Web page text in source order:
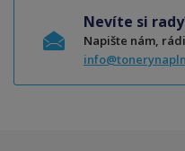
Nevíte si
Napište nám,